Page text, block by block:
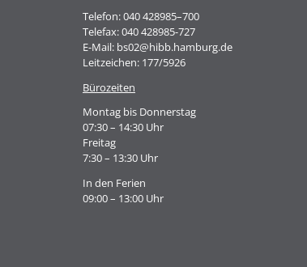
Telefon:040 428985–700
Telefax: 040 428985-727
E-Mail: bs02@hibb.hamburg.de
Leitzeichen: 177/5926
Bürozeiten
Montag bis Donnerstag
07:30 – 14:30 Uhr
Freitag
7:30 – 13:30 Uhr
In den Ferien
09:00 – 13:00 Uhr